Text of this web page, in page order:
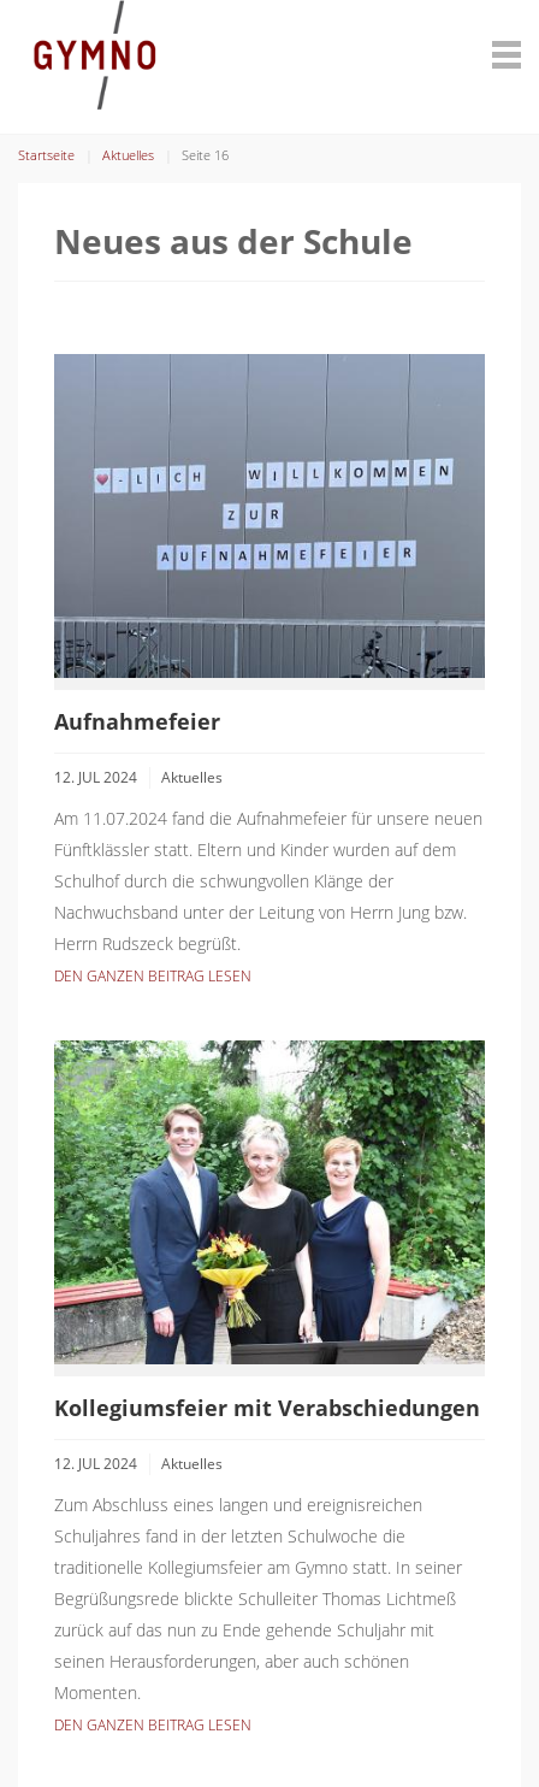
Startseite Aktuelles Seite 16
Neues aus der Schule
Aufnahmefeier
12. JUL 2024 Aktuelles
Am 11.07.2024 fand die Aufnahmefeier für unsere neuen
Fünftklässler statt. Eltern und Kinder wurden auf dem
Schulhof durch die schwungvollen Klänge der
Nachwuchsband unter der Leitung von Herrn Jung bzw.
Herrn Rudszeck begrüßt.
DEN GANZEN BEITRAG LESEN
Kollegiumsfeier mit Verabschiedungen
12. JUL 2024 Aktuelles
Zum Abschluss eines langen und ereignisreichen
Schuljahres fand in der letzten Schulwoche die
traditionelle Kollegiumsfeier am Gymno statt. In seiner
Begrüßungsrede blickte Schulleiter Thomas Lichtmeß
zurück auf das nun zu Ende gehende Schuljahr mit
seinen Herausforderungen, aber auch schönen
Momenten.
DEN GANZEN BEITRAG LESEN